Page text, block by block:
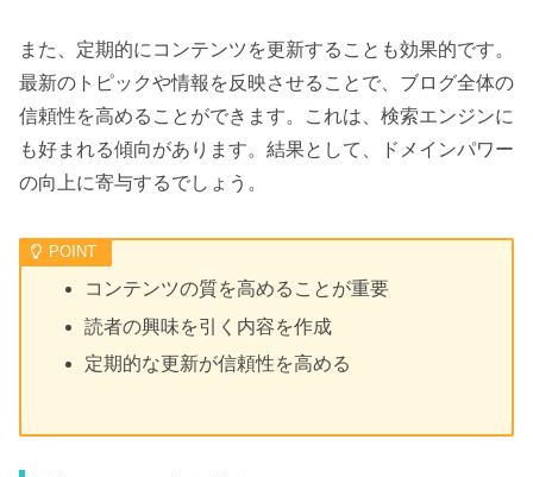
また、定期的にコンテンツを更新することも効果的です。
最新のトピックや情報を反映させることで、ブログ全体の
信頼性を高めることができます。これは、検索エンジンに
も好まれる傾向があります。結果として、ドメインパワー
の向上に寄与するでしょう。
コンテンツの質を高めることが重要
読者の興味を引く内容を作成
定期的な更新が信頼性を高める